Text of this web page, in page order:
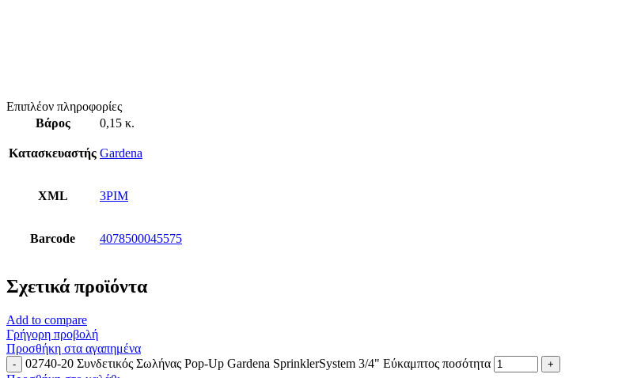
Επιπλέον πληροφορίες
Βάρος
0,15 κ.
Κατασκευαστής Gardena
XML 3PIM
Barcode 4078500045575
Σχετικά προϊόντα
Add to compare
Γρήγορη προβολή
Προσθήκη στα αγαπημένα
02740-20 Συνδετικός Σωλήνας Pop-Up Gardena SprinklerSystem 3/4" Εύκαμπτος ποσότητα